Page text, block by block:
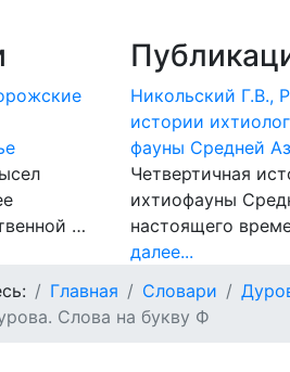
…
Никольский Г.В.,
истории
фауны Средней
Четвертичная
ихтиофауны
настоящего
далее...
Главная Словари
Слова на букву Ф